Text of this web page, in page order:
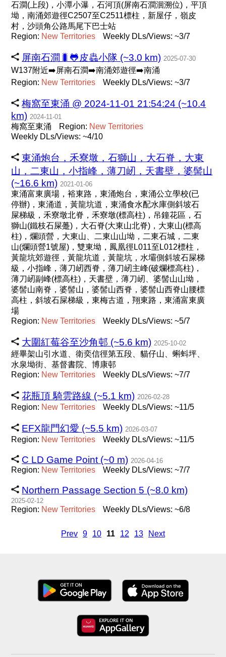
石澗(上段)，小潭小瀑，石河頂(屏南石澗洄溯位)，平頂
坳，南涌郊遊徑C2507至C2511標柱，新屋仔，嶺皮
村，沙頭角公路馬尾下巴士站
Region: New Territories Weekly DLs/Views: ~3/7
屏南石澗🐛🐸皮蟲小隊 (~3.0 km) 2025-07-30
W137附近➡️屏南石澗➡️南涌郊遊徑➡️南涌
Region: New Territories Weekly DLs/Views: ~3/7
梅窩至東涌 @ 2024-11-01 21:54:24 (~10.4
km) 2024-11-01
梅窩至東涌 Region: New Territories
Weekly DLs/Views: ~4/10
東涌炮台，禾寮墩，石獅山，大石脊，大東
山，二東山，小指峰，薄刀屻，天書壁，婆髻山
(~16.6 km) 2021-01-06
東涌富東廣場，裕東路，東涌炮台，東涌公立學校(已
停辦)，東涌道，黃龍坑道，東涌食水配水庫側斜坡石
屎梯級，禾寮墩北脊，禾寮墩(標高柱)，吊鐘花區，石
獅山(鐵枝石屎躉)，大石脊(大東山北脊)，大東山(標高
柱)，爛頭營，大東山、二東山山坳，二東石城，二東
山(爛頭營1號屋)，雙東坳，鳳凰徑L011至L012標柱，
黃龍坑郊遊徑，黃龍坑道，黃龍坑，水壩側斜坡石屎梯
級，小指峰，薄刀屻西脊，薄刀屻主峰(破爛標高柱)，
薄刀屻副峰(標高柱)，天書壁，薄刀屻、婆髻山山坳，
婆髻山南脊，婆髻山，婆髻山西脊，婆髻山西脊山腰標
高柱，斜坡石屎梯級，東梅古道，翔東路，東涌富東廣
場
Region: New Territories Weekly DLs/Views: ~5/7
大圍紅莓谷至沙角邨 (~5.6 km) 2025-10-02
經畢架山引水道、衛奕信徑第五段、貓仔山、蝌蚪坪、
水泉坳街、基督書院、博康邨
Region: New Territories Weekly DLs/Views: ~7/7
花瓶頂 騎雲路線 (~5.1 km) 2026-02-28
Region: New Territories Weekly DLs/Views: ~11/5
EFX龍門幻愛 (~5.5 km) 2026-03-07
Region: New Territories Weekly DLs/Views: ~11/5
C LD Game Point (~0 m) 2026-04-16
Region: New Territories Weekly DLs/Views: ~7/7
Northern Passage Section 5 (~8.0 km)
2025-02-12
Region: New Territories Weekly DLs/Views: ~6/8
Prev 9 10 11 12 13 Next